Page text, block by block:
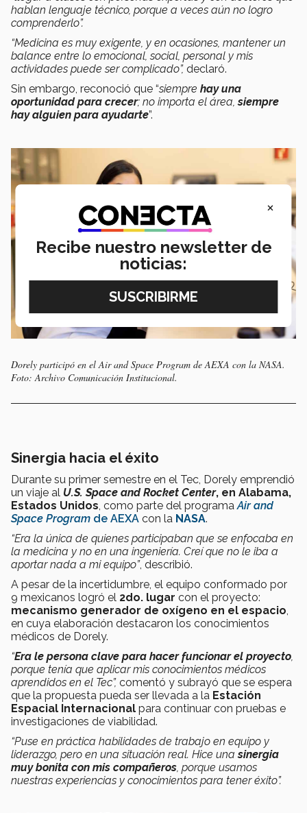
hablan lenguaje técnico, porque a veces aún no logro
comprenderlo”.
“Medicina es muy exigente, y en ocasiones, mantener un
balance entre lo emocional, social, personal y mis
actividades puede ser complicado”, declaró.
Sin embargo, reconoció que “siempre hay una
oportunidad para crecer; no importa el área,siempre
hay alguien para ayudarte”.
Dorely participó en el Air and Space Program de AEXA con la NASA.
Foto: Archivo Comunicación Institucional.
Sinergia hacia el éxito
Durante su primer semestre en el Tec, Dorely emprendió
un viaje al U.S. Space and Rocket Center, en Alabama,
Estados Unidos , como parte del programa Air and
Space Program de AEXA con la NASA.
“Era la única de quienes participaban que se enfocaba en
la medicina y no en una ingeniería. Creí que no le iba a
aportar nada a mi equipo”, describió.
A pesar de la incertidumbre, el equipo conformado por
9 mexicanos logró el 2do. lugar con el proyecto:
mecanismo generador de oxígeno en el espacio
en cuya elaboración destacaron los conocimientos
médicos de Dorely.
“Era le persona clave para hacer funcionar el proyecto
porque tenía que aplicar mis conocimientos médicos
aprendidos en el Tec”, comentó y subrayó que se espera
que la propuesta pueda ser llevada a la Estación
Espacial Internacional para continuar con pruebas e
investigaciones de viabilidad.
“Puse en práctica habilidades de trabajo en equipo y
liderazgo, pero en una situación real. Hice unasinergia
muy bonita con mis compañeros , porque usamos
nuestras experiencias y conocimientos para tener éxito”.
×
Recibe nuestro newsletter de
noticias: